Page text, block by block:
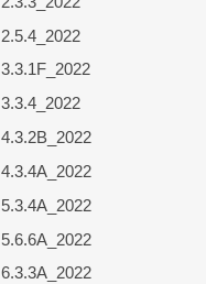
2.5.4_2022
3.3.1F_2022
3.3.4_2022
4.3.2B_2022
4.3.4A_2022
5.3.4A_2022
5.6.6A_2022
6.3.3A_2022